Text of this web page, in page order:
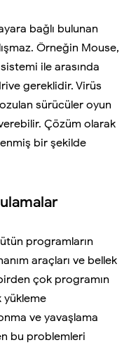
bağlı bulunan
Örneğin Mouse,
ile arasında
gereklidir. Virüs
sürücüler oyun
Çözüm olarak
bir şekilde
programların
araçları ve bellek
çok programın
yükleme
ve yavaşlama
bu problemleri